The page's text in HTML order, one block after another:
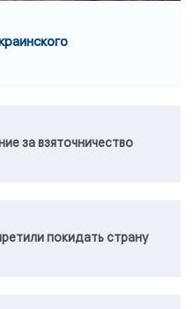
за взяточничество
покидать страну